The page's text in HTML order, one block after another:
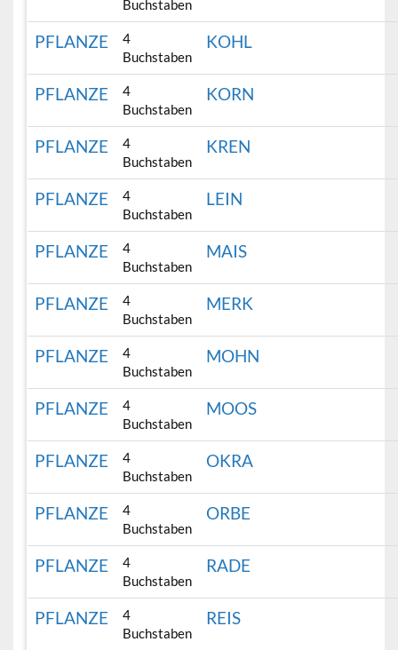
Buchstaben
PFLANZE
4
Buchstaben
KOHL
PFLANZE
4
Buchstaben
KORN
PFLANZE
4
Buchstaben
KREN
PFLANZE
4
Buchstaben
LEIN
PFLANZE
4
Buchstaben
MAIS
PFLANZE
4
Buchstaben
MERK
PFLANZE
4
Buchstaben
MOHN
PFLANZE
4
Buchstaben
MOOS
PFLANZE
4
Buchstaben
OKRA
PFLANZE
4
Buchstaben
ORBE
PFLANZE
4
Buchstaben
RADE
PFLANZE
4
Buchstaben
REIS